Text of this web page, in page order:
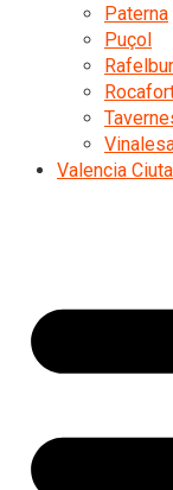
Paterna
Puçol
Valencia